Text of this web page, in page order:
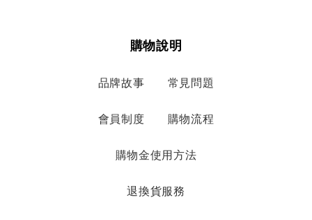
購物說明
品牌故事 常見問題
會員制度 購物流程
購物金使用方法
退換貨服務